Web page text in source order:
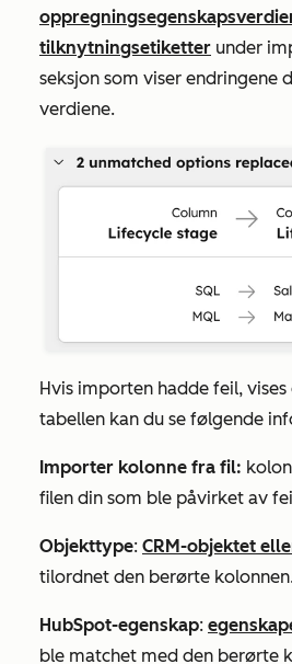
tilknytningsetiketter under
seksjon som viser endringene
verdiene.
Hvis importen hadde feil, vises
tabellen kan du se følgende
Importer kolonne fra fil:
filen din som ble påvirket av
Objekttype: CRM-objektet
tilordnet den berørte
HubSpot-egenskap:
ble matchet med den berørte